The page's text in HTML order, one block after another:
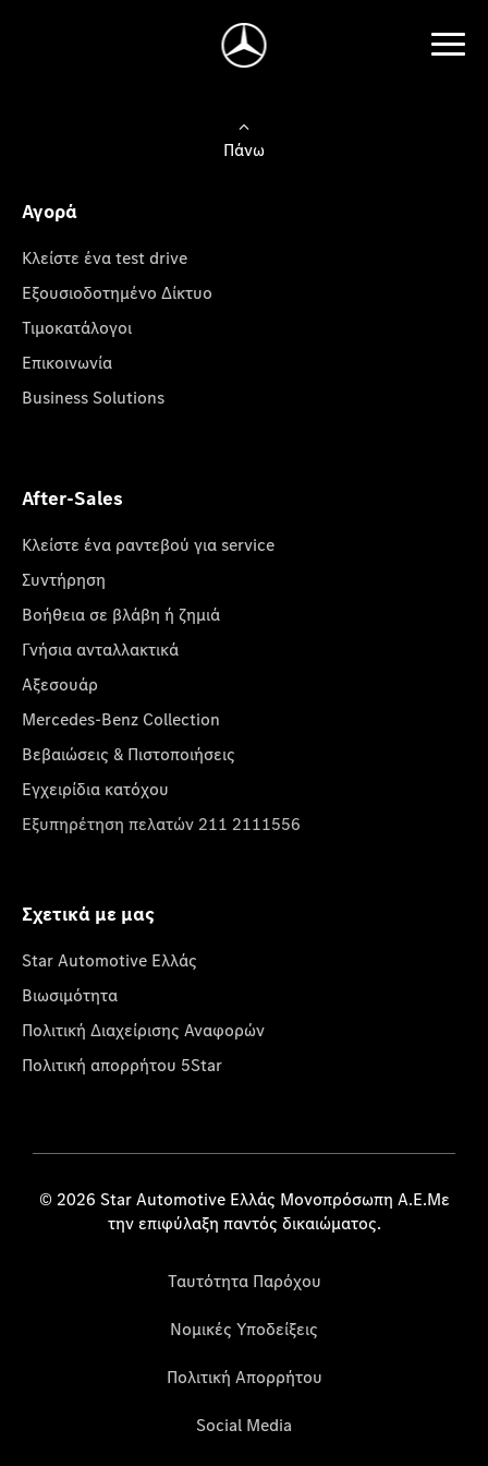
Πάνω
Αγορά
Κλείστε ένα test drive
Εξουσιοδοτημένο Δίκτυο
Τιμοκατάλογοι
Επικοινωνία
Business Solutions
After-Sales
Κλείστε ένα ραντεβού για service
Συντήρηση
Βοήθεια σε βλάβη ή ζημιά
Γνήσια ανταλλακτικά
Αξεσουάρ
Mercedes-Benz Collection
Βεβαιώσεις & Πιστοποιήσεις
Εγχειρίδια κατόχου
Εξυπηρέτηση πελατών 211 2111556
Σχετικά με μας
Star Automotive Ελλάς
Βιωσιμότητα
Πολιτική Διαχείρισης Αναφορών
Πολιτική απορρήτου 5Star
© 2026 Star Automotive Ελλάς Μονοπρόσωπη Α.Ε.Με
την επιφύλαξη παντός δικαιώματος.
Ταυτότητα Παρόχου
Νομικές Υποδείξεις
Πολιτική Απορρήτου
Social Media